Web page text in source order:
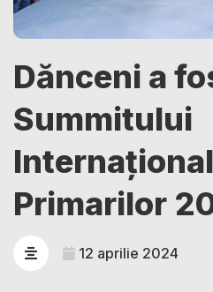
Dănceni a
Summitului
Primarilor
12 aprilie 2024